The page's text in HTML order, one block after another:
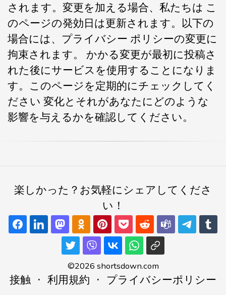
されます。変更を加える場合、私たちは こ
のページの発効日は更新されます。以下の
場合には、プライバシー ポリシーの変更に
拘束されます。 かかる変更が最初に投稿さ
れた後にサービスを使用することになりま
す。このページを定期的にチェックしてく
ださい 変化とそれがあなたにどのような
影響を与えるかを確認してください。
楽しかった？お気軽にシェアしてくださ
い！
©2026 shortsdown.com
接触 ⋅ 利用規約 ⋅ プライバシーポリシー